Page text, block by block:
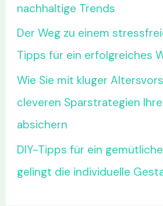
nachhaltige Trends
Der Weg zu einem
Tipps für ein erfolgreiches
Wie Sie mit kluger
cleveren Sparstrategien
absichern
DIY-Tipps für ein
gelingt die individuelle